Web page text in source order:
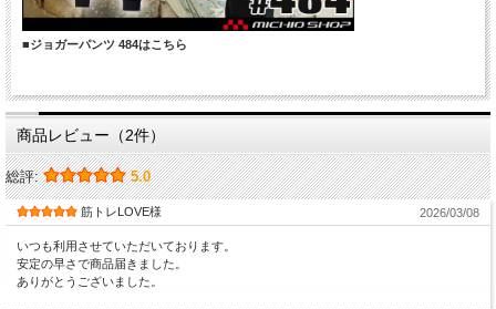
■ジョガーパンツ 484はこちら
商品レビュー（2件）
総評: 5.0
筋トレLOVE様 2026/03/08
いつも利用させていただいております。
安定の早さで商品届きました。
ありがとうございました。